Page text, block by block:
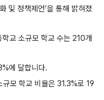
및 정책제언’을 통해 밝혀졌
학교 소규모 학교 수는 210개
에 달합니다.
규모 학교 비율은 31.3%로 19